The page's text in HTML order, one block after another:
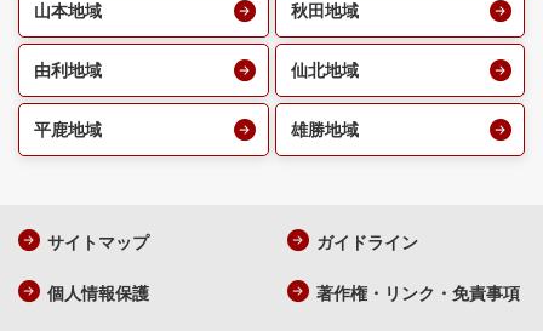
山本地域 秋田地域
由利地域 仙北地域
平鹿地域 雄勝地域
サイトマップ ガイドライン
個人情報保護 著作権・リンク・免責事項